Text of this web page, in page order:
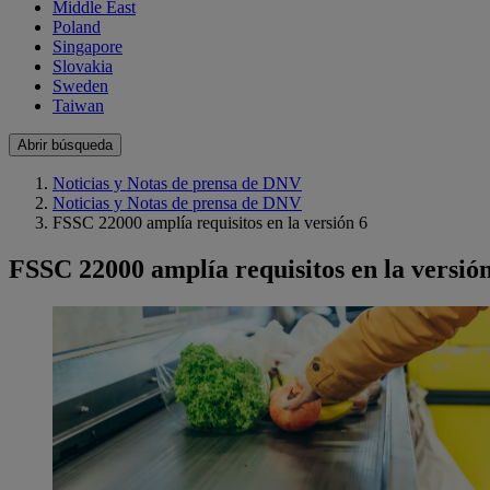
Middle East
Poland
Singapore
Slovakia
Sweden
Taiwan
Abrir búsqueda
Noticias y Notas de prensa de DNV
Noticias y Notas de prensa de DNV
FSSC 22000 amplía requisitos en la versión 6
FSSC 22000 amplía requisitos en la